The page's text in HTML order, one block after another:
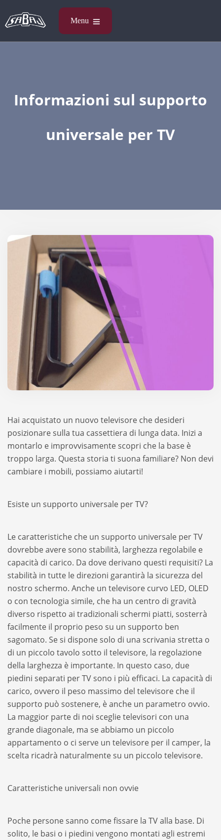
Informazioni sul supporto
universale per TV
Hai acquistato un nuovo televisore che desideri
posizionare sulla tua cassettiera di lunga data. Inizi a
montarlo e improvvisamente scopri che la base è
troppo larga. Questa storia ti suona familiare? Non devi
cambiare i mobili, possiamo aiutarti!
Esiste un supporto universale per TV?
Le caratteristiche che un supporto universale per TV
dovrebbe avere sono stabilità, larghezza regolabile e
capacità di carico. Da dove derivano questi requisiti? La
stabilità in tutte le direzioni garantirà la sicurezza del
nostro schermo. Anche un televisore curvo LED, OLED
o con tecnologia simile, che ha un centro di gravità
diverso rispetto ai tradizionali schermi piatti, sosterrà
facilmente il proprio peso su un supporto ben
sagomato. Se si dispone solo di una scrivania stretta o
di un piccolo tavolo sotto il televisore, la regolazione
della larghezza è importante. In questo caso, due
piedini separati per TV sono i più efficaci. La capacità di
carico, ovvero il peso massimo del televisore che il
supporto può sostenere, è anche un parametro ovvio.
La maggior parte di noi sceglie televisori con una
grande diagonale, ma se abbiamo un piccolo
appartamento o ci serve un televisore per il camper, la
scelta ricadrà naturalmente su un piccolo televisore.
Caratteristiche universali non ovvie
Poche persone sanno come fissare la TV alla base. Di
solito, le basi o i piedini vengono montati agli estremi